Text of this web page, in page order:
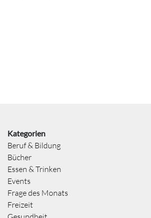
Kategorien
Beruf & Bildung
Bücher
Essen & Trinken
Events
Frage des Monats
Freizeit